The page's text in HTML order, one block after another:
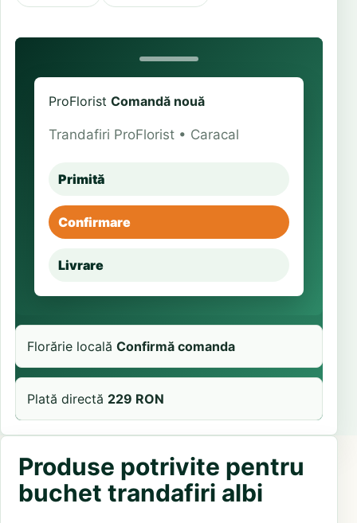
ProFlorist Comandă nouă
Trandafiri ProFlorist • Caracal
Primită
Confirmare
Livrare
Florărie locală Confirmă comanda
Plată directă 229 RON
Produse potrivite pentru
buchet trandafiri albi